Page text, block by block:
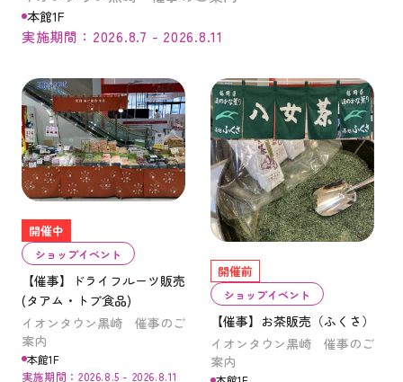
本館1F
実施期間：2026.8.7 - 2026.8.11
開催中
ショップイベント
【催事】ドライフルーツ販売
(タアム・トブ食品)
イオンタウン黒崎 催事のご
案内
本館1F
実施期間：2026.8.5 - 2026.8.11
開催前
ショップイベント
【催事】お茶販売（ふくさ）
イオンタウン黒崎 催事のご
案内